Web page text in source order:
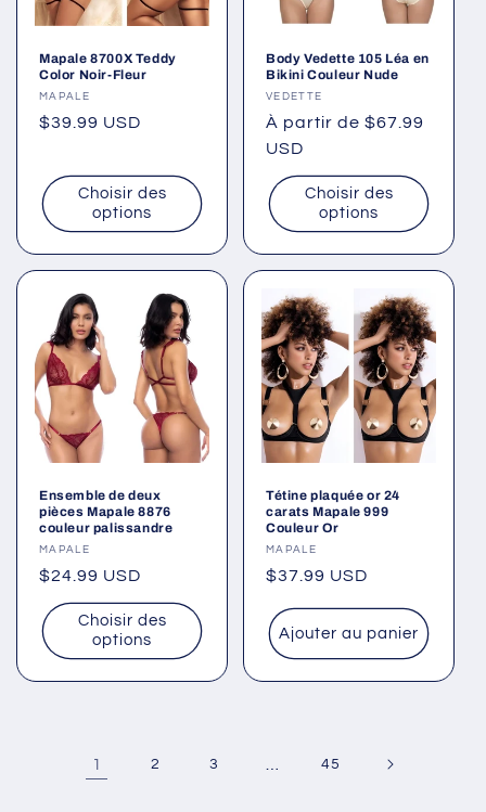
Mapale 8700X Teddy
Color Noir-Fleur
Fournisseur :
MAPALE
Prix
$39.99 USD
Choisir des
options
Body Vedette 105 Léa en
Bikini Couleur Nude
Fournisseur :
VEDETTE
Prix
habituel
À partir de $67.99
USD
Choisir des
options
Ensemble de deux
pièces Mapale 8876
couleur palissandre
Fournisseur :
MAPALE
Prix
habituel
$24.99 USD
Choisir des
options
Tétine plaquée or 24
carats Mapale 999
Couleur Or
Fournisseur :
MAPALE
Prix
$37.99 USD
Ajouter au panier
1 2 3 45